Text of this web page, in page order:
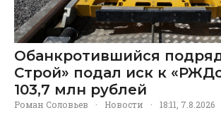
Обанкротившийся
Строй» подал иск к
103,7 млн рублей
Роман Соловьев · Новости · 18:11, 7.8.2026